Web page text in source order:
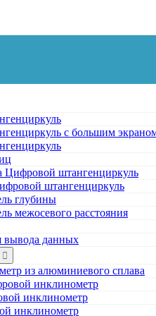
с большим
Цифровой штангенциркуль
штангенциркуль
глубины
межосевого расстояния
вывода данных
из алюминиевого сплава
инклинометр
инклинометр
инклинометр